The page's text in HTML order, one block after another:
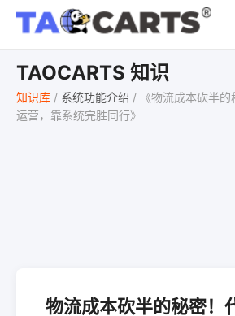
TAOCARTS 知识
知识库 / 系统功能介绍 /
《物流成本砍半
运营，靠系统完胜同行》
物流成本砍半的秘密！